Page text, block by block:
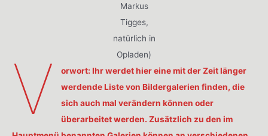
Markus
Tigges,
natürlich in
Opladen)
V
orwort: Ihr werdet hier eine mit der Zeit länger
werdende Liste von Bildergalerien finden, die
sich auch mal verändern können oder
überarbeitet werden. Zusätzlich zu den im